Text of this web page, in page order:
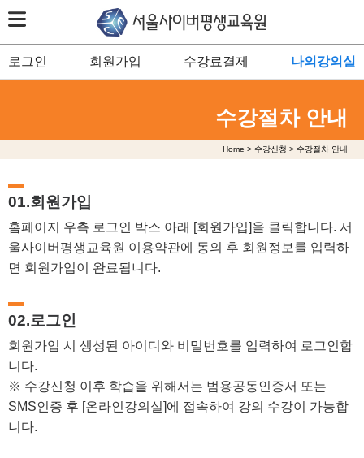
로그인 회원가입 수강료결제 나의강의실
수강절차 안내
Home > 수강신청 > 수강절차 안내
01.회원가입
홈페이지 우측 로그인 박스 아래 [회원가입]을 클릭합니다. 서
울사이버평생교육원 이용약관에 동의 후 회원정보를 입력하
면 회원가입이 완료됩니다.
02.로그인
회원가입 시 생성된 아이디와 비밀번호를 입력하여 로그인합
니다.
※ 수강신청 이후 학습을 위해서는 범용공동인증서 또는
SMS인증 후 [온라인강의실]에 접속하여 강의 수강이 가능합
니다.